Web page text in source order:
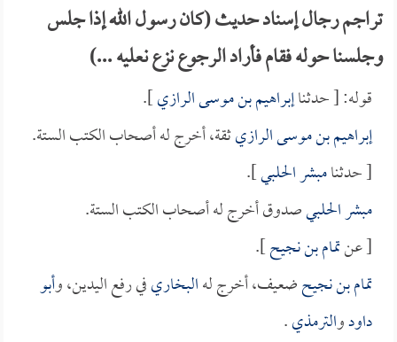
تراجم رجال إسناد حديث (كان رسول الله إذا جلس
وجلسنا حوله فقام فأراد الرجوع نزع نعليه ...)
قوله: [ حدثناإبراهيم بن موسى الرازي].
إبراهيم بن موسى الرازيثقة، أخرج له أصحاب الكتب الستة.
[ حدثنامبشر الحلبي].
مبشر الحلبيصدوق أخرج له أصحاب الكتب الستة.
[ عنتمام بن نجيح].
تمام بن نجيحضعيف، أخرج لهالبخاريفي رفع اليدين، وأبو
داودوالترمذي.